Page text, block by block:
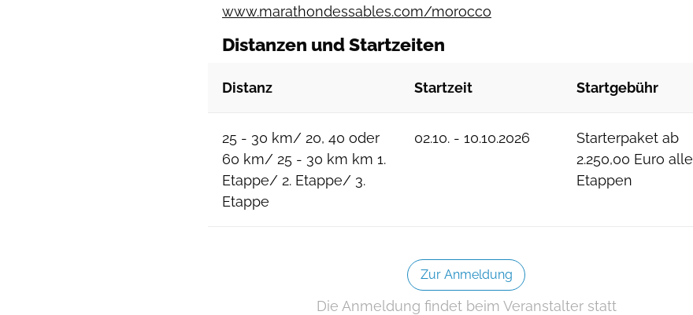
www.marathondessables.com/morocco
Distanzen und Startzeiten
Distanz Startzeit Startgebühr
25 - 30 km/ 20, 40 oder
60 km/ 25 - 30 km km 1.
Etappe/ 2. Etappe/ 3.
Etappe
02.10. - 10.10.2026
Starterpaket ab
2.250,00 Euro alle
Etappen
Zur Anmeldung
Die Anmeldung findet beim Veranstalter statt